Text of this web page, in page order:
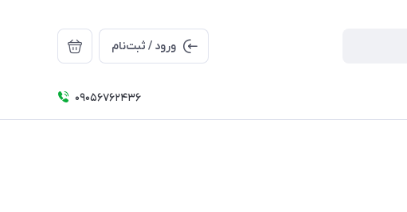
ورود / ثبت‌نام
09056762436